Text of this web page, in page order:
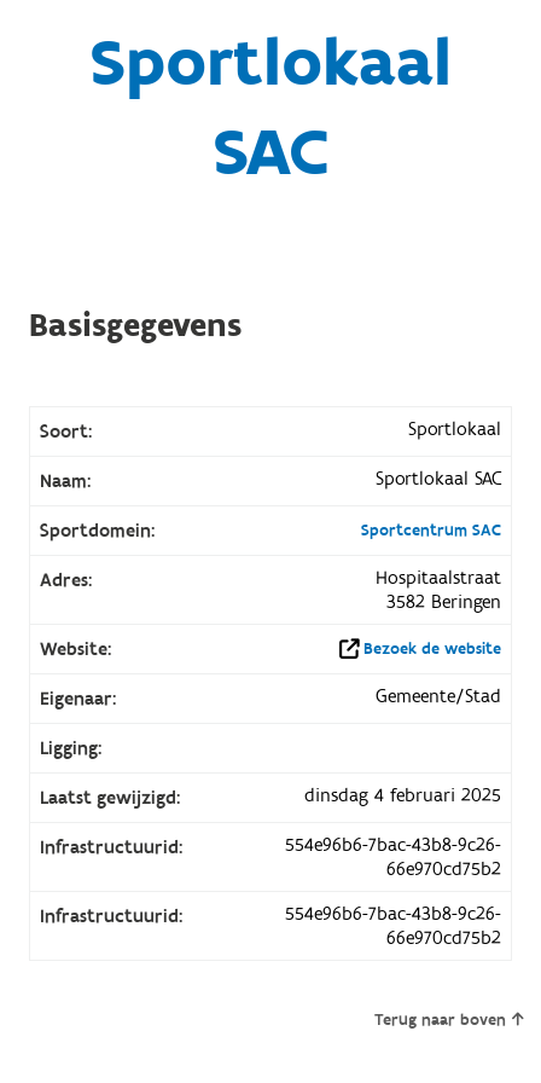
Sportlokaal
SAC
Basisgegevens
Soort: Sportlokaal
Naam: Sportlokaal SAC
Sportdomein: Sportcentrum SAC
Adres:
Hospitaalstraat
3582 Beringen
Website:
Bezoek de website
Eigenaar: Gemeente/Stad
Ligging:
Laatst gewijzigd: dinsdag 4 februari 2025
Infrastructuurid:
554e96b6-7bac-43b8-9c26-
66e970cd75b2
Infrastructuurid:
554e96b6-7bac-43b8-9c26-
66e970cd75b2
Terug naar boven